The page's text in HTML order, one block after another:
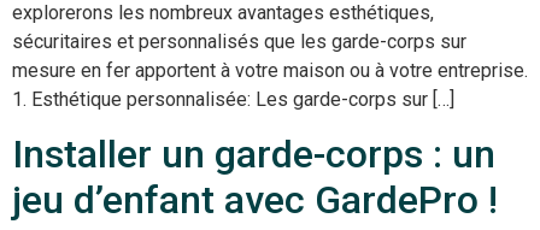
explorerons les nombreux avantages esthétiques,
sécuritaires et personnalisés que les garde-corps sur
mesure en fer apportent à votre maison ou à votre entreprise.
1. Esthétique personnalisée: Les garde-corps sur […]
Installer un garde-corps : un
jeu d’enfant avec GardePro !